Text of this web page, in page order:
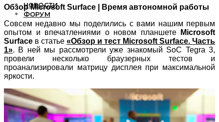
НОВОСТИ
ФОРУМ
Обзор Microsoft Surface | Время автономной работы
Совсем недавно мы поделились с вами нашим первым
опытом и впечатлениями о новом планшете
Microsoft
Surface в статье «Обзор и тест Microsoft Surface. Часть
1». В ней мы рассмотрели уже знакомый SoC Tegra 3,
провели несколько браузерных тестов и
проанализировали матрицу дисплея при максимальной
яркости.